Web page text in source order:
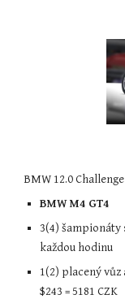
BMW 12.0
BMW M4 GT4
3(4) šampionáty
každou hodinu
$243 = 5181 CZK